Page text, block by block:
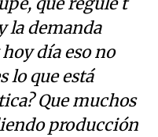
la demanda
día eso no
lo que está
Que muchos
producción